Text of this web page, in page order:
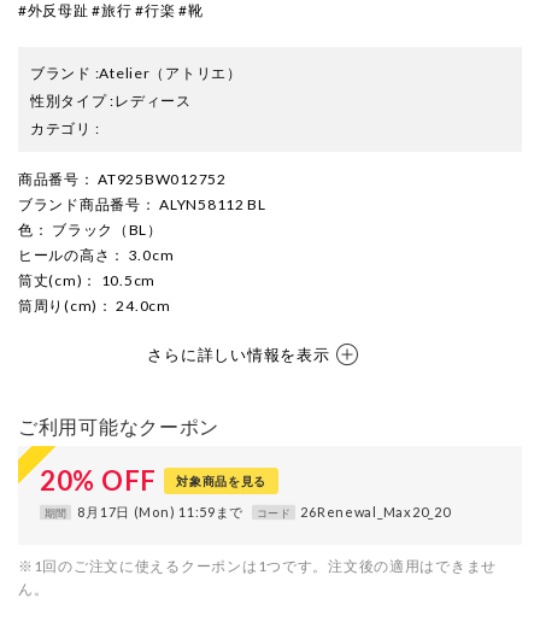
#外反母趾 #旅行 #行楽 #靴
ブランド :Atelier （アトリエ）
性別タイプ:レディース
カテゴリ :
商品番号 ： AT925BW012752
ブランド商品番号 ： ALYN58112 BL
色 ： ブラック（BL）
ヒールの高さ ： 3.0cm
筒丈(cm) ： 10.5cm
筒周り(cm) ： 24.0cm
さらに詳しい情報を表示
ご利用可能なクーポン
20% OFF 対象商品を見る
期間 8月17日 (Mon) 11:59まで コード 26Renewal_Max20_20
※1回のご注文に使えるクーポンは1つです。注文後の適用はできませ
ん。